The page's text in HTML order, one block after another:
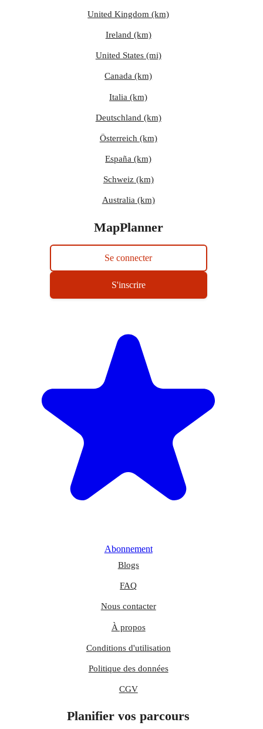
United Kingdom (km)
Ireland (km)
United States (mi)
Canada (km)
Italia (km)
Deutschland (km)
Österreich (km)
España (km)
Schweiz (km)
Australia (km)
MapPlanner
Se connecter
S'inscrire
Abonnement
Blogs
FAQ
Nous contacter
À propos
Conditions d'utilisation
Politique des données
CGV
Planifier vos parcours